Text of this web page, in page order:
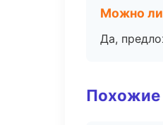
Можно ли
Да,
Похожие